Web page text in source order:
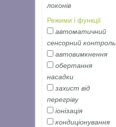
локонів
Режими і функції
автоматичний
сенсорний контроль
автовимкнення
обертання
насадки
захист від
перегріву
іонізація
кондиціонування